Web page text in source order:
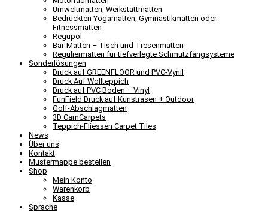
Umweltmatten, Werkstattmatten
Bedruckten Yogamatten, Gymnastikmatten oder
Fitnessmatten
Regupol
Bar-Matten – Tisch und Tresenmatten
Reguliermatten für tiefverlegte Schmutzfangsysteme
Sonderlösungen
Druck auf GREENFLOOR und PVC-Vynil
Druck Auf Wollteppich
Druck auf PVC Boden – Vinyl
FunField Druck auf Kunstrasen + Outdoor
Golf-Abschlagmatten
3D CamCarpets
Teppich-Fliessen Carpet Tiles
News
Über uns
Kontakt
Mustermappe bestellen
Shop
Mein Konto
Warenkorb
Kasse
Sprache